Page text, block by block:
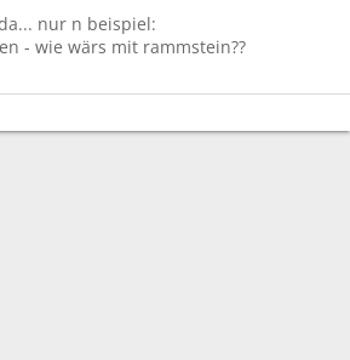
nur n beispiel:
- wie wärs mit rammstein??